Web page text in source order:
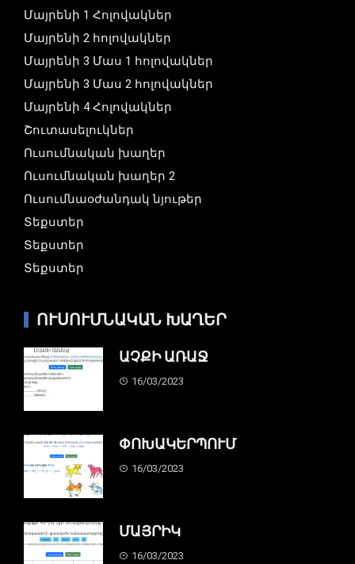
Մայրենի 1 Հոլովակներ
Մայրենի 2 հոլովակներ
Մայրենի 3 Մաս 1 հոլովակներ
Մայրենի 3 Մաս 2 հոլովակներ
Մայրենի 4 Հոլովակներ
Շուտասելուկներ
Ուսումնական խաղեր
Ուսումնական խաղեր 2
Ուսումնաօժանդակ նյութեր
Տեքստեր
Տեքստեր
Տեքստեր
ՈՒՍՈՒՄՆԱԿԱՆ ԽԱՂԵՐ
ԱՉՔԻ ԱՌԱՋ
16/03/2023
ՓՈԽԱԿԵՐՊՈՒՄ
16/03/2023
ՄԱՅՐԻԿ
16/03/2023